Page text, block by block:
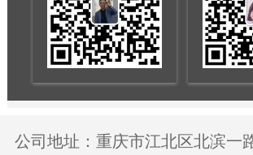
公司地址：重庆市江北区北滨一